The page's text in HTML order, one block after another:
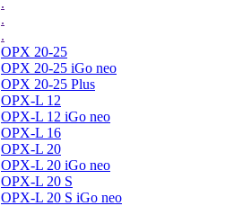
.
.
.
OPX 20-25
OPX 20-25 iGo neo
OPX 20-25 Plus
OPX-L 12
OPX-L 12 iGo neo
OPX-L 16
OPX-L 20
OPX-L 20 iGo neo
OPX-L 20 S
OPX-L 20 S iGo neo